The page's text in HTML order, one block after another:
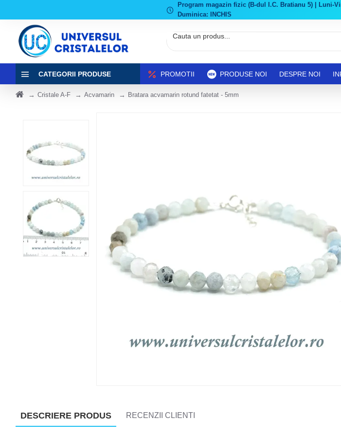
Program magazin fizic (B-dul I.C. Bratianu 5) | Luni-
Duminica: INCHIS
CATEGORII PRODUSE PROMOTII PRODUSE NOI DESPRE NOI
Cristale A-F Acvamarin Bratara acvamarin rotund fatetat - 5mm
DESCRIERE PRODUS RECENZII CLIENTI